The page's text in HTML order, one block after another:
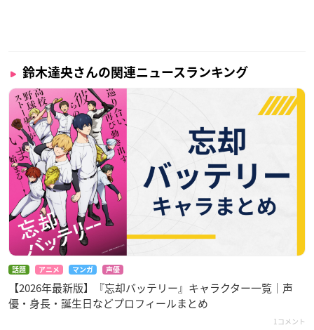
鈴木達央さんの関連ニュースランキング
話題 アニメ マンガ 声優
【2026年最新版】『忘却バッテリー』キャラクター一覧｜声
優・身長・誕生日などプロフィールまとめ
1コメント